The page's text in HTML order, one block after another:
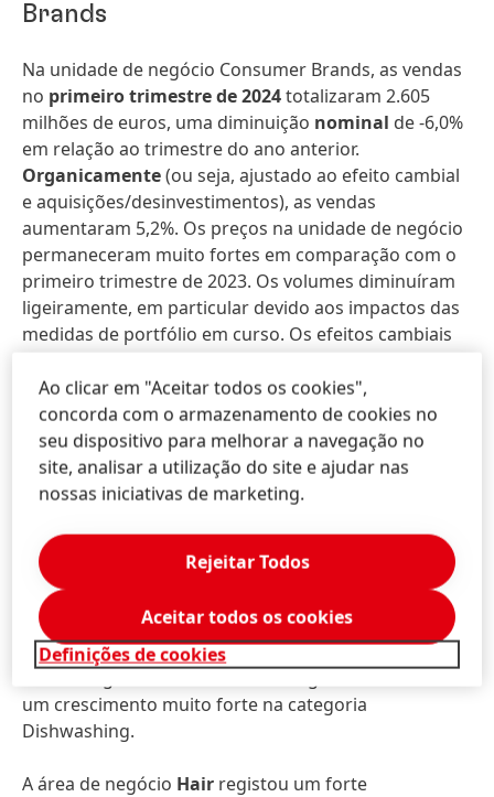
Brands
Na unidade de negócio Consumer Brands, as vendas
no primeiro trimestre de 2024totalizaram 2.605
milhões de euros, uma diminuição nominal de -6,0%
em relação ao trimestre do ano anterior.
Organicamente(ou seja, ajustado ao efeito cambial
e aquisições/desinvestimentos), as vendas
aumentaram 5,2%. Os preços na unidade de negócio
permaneceram muito fortes em comparação com o
primeiro trimestre de 2023. Os volumes diminuíram
ligeiramente, em particular devido aos impactos das
medidas de portfólio em curso. Os efeitos cambiais
aquisições/desinvestimentos reduziram as vendas
em mais -7,2%.
No primeiro trimestre, a área de negócioLaundry &
Home Caregerou um forte crescimento orgânico
um forte crescimento, impulsionado principalmente
por um aumento de dois dígitos na categoria Fabric
Care. A área de negócio Home Care alcançou um
crescimento orgânico significativo das vendas, que
foi particularmente impulsionado por um aumento
um crescimento muito forte na categoria
Dishwashing.
A área de negócio Hair registou um forte
Ao clicar em "Aceitar todos os cookies",
concorda com o armazenamento de cookies no
seu dispositivo para melhorar a navegação no
site, analisar a utilização do site e ajudar nas
nossas iniciativas de marketing.
Definições de cookies
Rejeitar Todos
Aceitar todos os cookies